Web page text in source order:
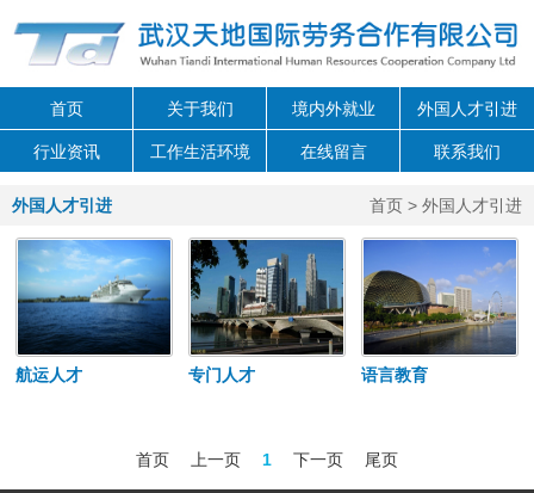
首页 关于我们 境内外就业 外国人才引进
行业资讯 工作生活环境 在线留言 联系我们
外国人才引进 首页 > 外国人才引进
航运人才 专门人才 语言教育
首页 上一页 1 下一页 尾页